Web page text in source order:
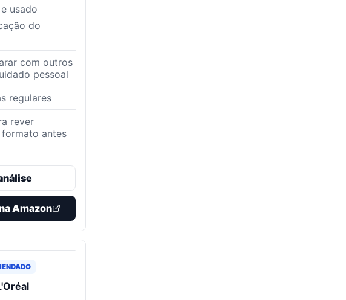
usado
do
com outros
pessoal
regulares
rever
antes
Amazon